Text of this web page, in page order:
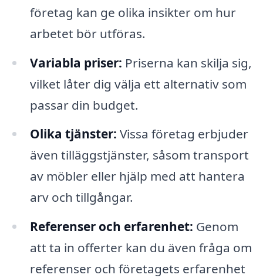
företag kan ge olika insikter om hur
arbetet bör utföras.
Variabla priser: Priserna kan skilja sig,
vilket låter dig välja ett alternativ som
passar din budget.
Olika tjänster: Vissa företag erbjuder
även tilläggstjänster, såsom transport
av möbler eller hjälp med att hantera
arv och tillgångar.
Referenser och erfarenhet: Genom
att ta in offerter kan du även fråga om
referenser och företagets erfarenhet